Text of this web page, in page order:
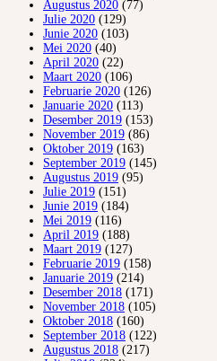
Augustus 2020 (77)
Julie 2020 (129)
Junie 2020 (103)
Mei 2020 (40)
April 2020 (22)
Maart 2020 (106)
Februarie 2020 (126)
Januarie 2020 (113)
Desember 2019 (153)
November 2019 (86)
Oktober 2019 (163)
September 2019 (145)
Augustus 2019 (95)
Julie 2019 (151)
Junie 2019 (184)
Mei 2019 (116)
April 2019 (188)
Maart 2019 (127)
Februarie 2019 (158)
Januarie 2019 (214)
Desember 2018 (171)
November 2018 (105)
Oktober 2018 (160)
September 2018 (122)
Augustus 2018 (217)